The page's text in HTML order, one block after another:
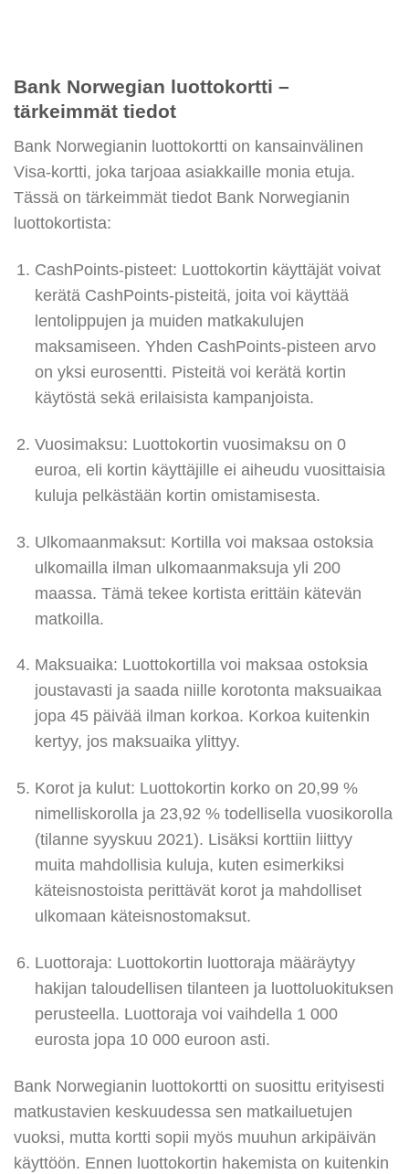
Bank Norwegian luottokortti –
tärkeimmät tiedot
Bank Norwegianin luottokortti on kansainvälinen
Visa-kortti, joka tarjoaa asiakkaille monia etuja.
Tässä on tärkeimmät tiedot Bank Norwegianin
luottokortista:
CashPoints-pisteet: Luottokortin käyttäjät voivat
kerätä CashPoints-pisteitä, joita voi käyttää
lentolippujen ja muiden matkakulujen
maksamiseen. Yhden CashPoints-pisteen arvo
on yksi eurosentti. Pisteitä voi kerätä kortin
käytöstä sekä erilaisista kampanjoista.
Vuosimaksu: Luottokortin vuosimaksu on 0
euroa, eli kortin käyttäjille ei aiheudu vuosittaisia
kuluja pelkästään kortin omistamisesta.
Ulkomaanmaksut: Kortilla voi maksaa ostoksia
ulkomailla ilman ulkomaanmaksuja yli 200
maassa. Tämä tekee kortista erittäin kätevän
matkoilla.
Maksuaika: Luottokortilla voi maksaa ostoksia
joustavasti ja saada niille korotonta maksuaikaa
jopa 45 päivää ilman korkoa. Korkoa kuitenkin
kertyy, jos maksuaika ylittyy.
Korot ja kulut: Luottokortin korko on 20,99 %
nimelliskorolla ja 23,92 % todellisella vuosikorolla
(tilanne syyskuu 2021). Lisäksi korttiin liittyy
muita mahdollisia kuluja, kuten esimerkiksi
käteisnostoista perittävät korot ja mahdolliset
ulkomaan käteisnostomaksut.
Luottoraja: Luottokortin luottoraja määräytyy
hakijan taloudellisen tilanteen ja luottoluokituksen
perusteella. Luottoraja voi vaihdella 1 000
eurosta jopa 10 000 euroon asti.
Bank Norwegianin luottokortti on suosittu erityisesti
matkustavien keskuudessa sen matkailuetujen
vuoksi, mutta kortti sopii myös muuhun arkipäivän
käyttöön. Ennen luottokortin hakemista on kuitenkin